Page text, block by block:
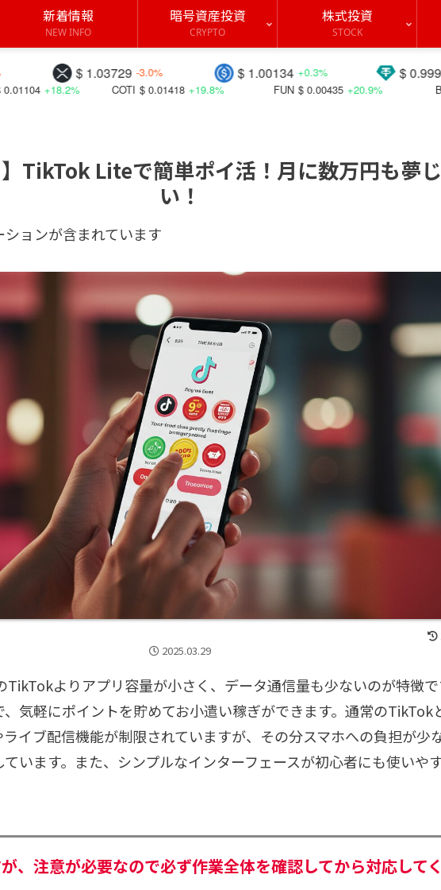
新着情報
NEW INFO
暗号資産投資
CRYPTO
株式投資
STOCK
$ 0.99929 +0.1%
$ 1.00134 +0.3%
1.03729 -3.0%
BICO $ 0.03837
FUN $ 0.00435 +20.9%
COTI $ 0.01418 +19.8%
】TikTok Liteで簡単ポイ活！月に数万円も夢
い！
ョンが含まれています
2025.03.29
よりアプリ容量が小さく、データ通信量も少ないのが特徴で
気軽にポイントを貯めてお小遣い稼ぎができます。通常のTikTok
イブ配信機能が制限されていますが、その分スマホへの負担が少
います。また、シンプルなインターフェースが初心者にも使いや
、注意が必要なので必ず作業全体を確認してから対応して